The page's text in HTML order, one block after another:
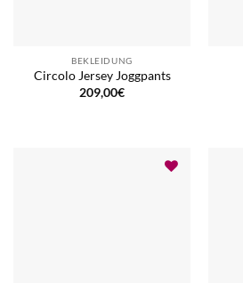
BEKLEIDUNG
Circolo Jersey Joggpants
209,00€